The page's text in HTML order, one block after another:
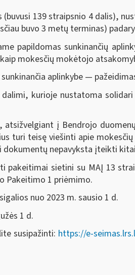
139 straipsnio 4 dalis),
buvo 3 metų terminas)
sunkinančių
mokesčių mokėtojo
aplinkybe —
kurioje nustatoma solidari
į Bendrojo
turi teisę viešinti apie
nepavyksta įteikti
sietini su MAĮ 13
Pakeitimo 1 priėmimo.
nuo 2023 m. sausio 1 d.
1 d.
susipažinti: https://e-